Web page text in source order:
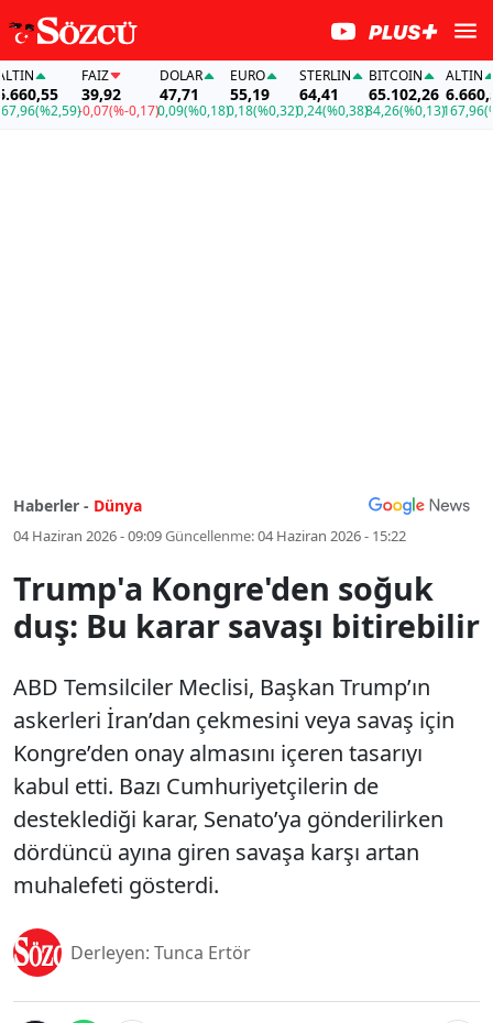
(%2,59)
FAİZ
39,92
-0,07(%-0,17)
DOLAR
47,71
0,09(%0,18)
EURO
55,19
0,18(%0,32)
STERLIN
64,41
0,24(%0,38)
BITCOIN
65.102,26
84,26(%0,13)
ALTIN
6.660,55
167,96
Haberler - Dünya
04 Haziran 2026 - 09:09Güncellenme:04 Haziran 2026 - 15:22
Trump'a Kongre'den soğuk
duş: Bu karar savaşı bitirebilir
ABD Temsilciler Meclisi, Başkan Trump’ın
askerleri İran’dan çekmesini veya savaş için
Kongre’den onay almasını içeren tasarıyı
kabul etti. Bazı Cumhuriyetçilerin de
desteklediği karar, Senato’ya gönderilirken
dördüncü ayına giren savaşa karşı artan
muhalefeti gösterdi.
Derleyen: Tunca Ertör